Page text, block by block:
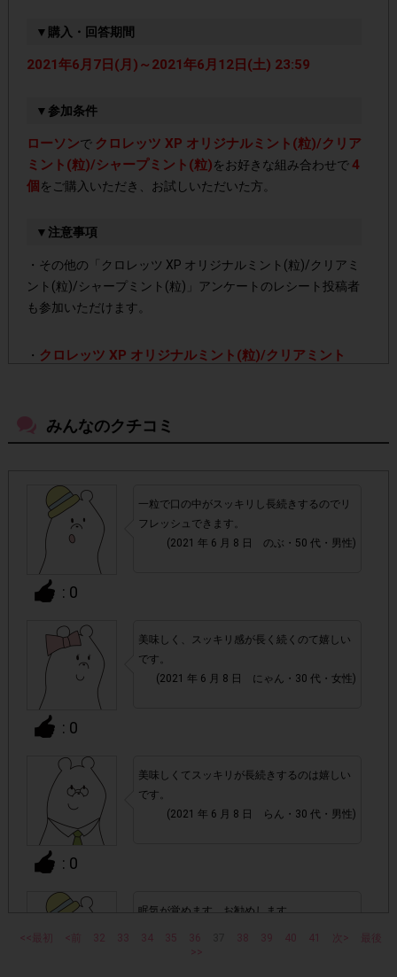
▼購入・回答期間
2021年6月7日(月)～2021年6月12日(土) 23:59
▼参加条件
ローソンで クロレッツ XP オリジナルミント(粒)/クリア
ミント(粒)/シャープミント(粒)をお好きな組み合わせで4
個 をご購入いただき、お試しいただいた方。
▼注意事項
・その他の「クロレッツ XP オリジナルミント(粒)/クリアミ
ント(粒)/シャープミント(粒)」アンケートのレシート投稿者
も参加いただけます。
・ クロレッツ XP オリジナルミント(粒)/クリアミント
・店舗によって取扱いのない場合があります。予めご了承く
・参加(申し込み)を回答前にしていただければ、募集人数が
上限に達しても、掲載期間内のアンケート回答が可能です。
・他サイトのテンタメを含め、1つのアンケートにつき1人1
回の参加とさせていただいております。
・悪質な投稿があった場合、
だくこともあります。
・スマートフォン、携帯電話、タブレットPCにつきまし
ます。
▼ポイント付与対象外
上記参加条件(対象商品・購入チェーン・回答期間・
指定購入数)以外
・ECサイトやネットスーパーでのご購入
みんなのクチコミ
: 0
一粒で口の中がスッキリし長続きするのでリ
フレッシュできます。
(2021 年 6 月 8 日 のぶ・50 代・男性)
: 0
美味しく、スッキリ感が長く続くのて嬉しい
です。
(2021 年 6 月 8 日 にゃん・30 代・女性)
: 0
美味しくてスッキリが長続きするのは嬉しい
です。
(2021 年 6 月 8 日 らん・30 代・男性)
眠気が覚めます。お勧めします。
<<最初 <前 32 33 34 35 36 38 39 40 41 次>
最後
>>